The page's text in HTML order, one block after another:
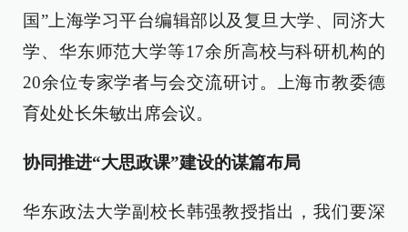
国”上海学习平台编辑部以及复旦大学、同济大
学、华东师范大学等17余所高校与科研机构的
20余位专家学者与会交流研讨。上海市教委德
育处处长朱敏出席会议。
协同推进“大思政课”建设的谋篇布局
华东政法大学副校长韩强教授指出，我们要深